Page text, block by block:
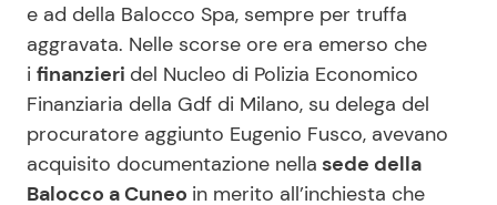
e ad della Balocco Spa, sempre per truffa
aggravata. Nelle scorse ore era emerso che
i finanzieri del Nucleo di Polizia Economico
Finanziaria della Gdf di Milano, su delega del
procuratore aggiunto Eugenio Fusco, avevano
acquisito documentazione nella sede della
Balocco a Cuneo in merito all’inchiesta che